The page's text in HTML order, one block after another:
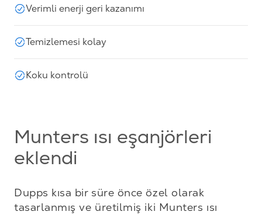
Verimli enerji geri kazanımı
Temizlemesi kolay
Koku kontrolü
Munters ısı eşanjörleri
eklendi
Dupps kısa bir süre önce özel olarak
tasarlanmış ve üretilmiş iki Munters ısı